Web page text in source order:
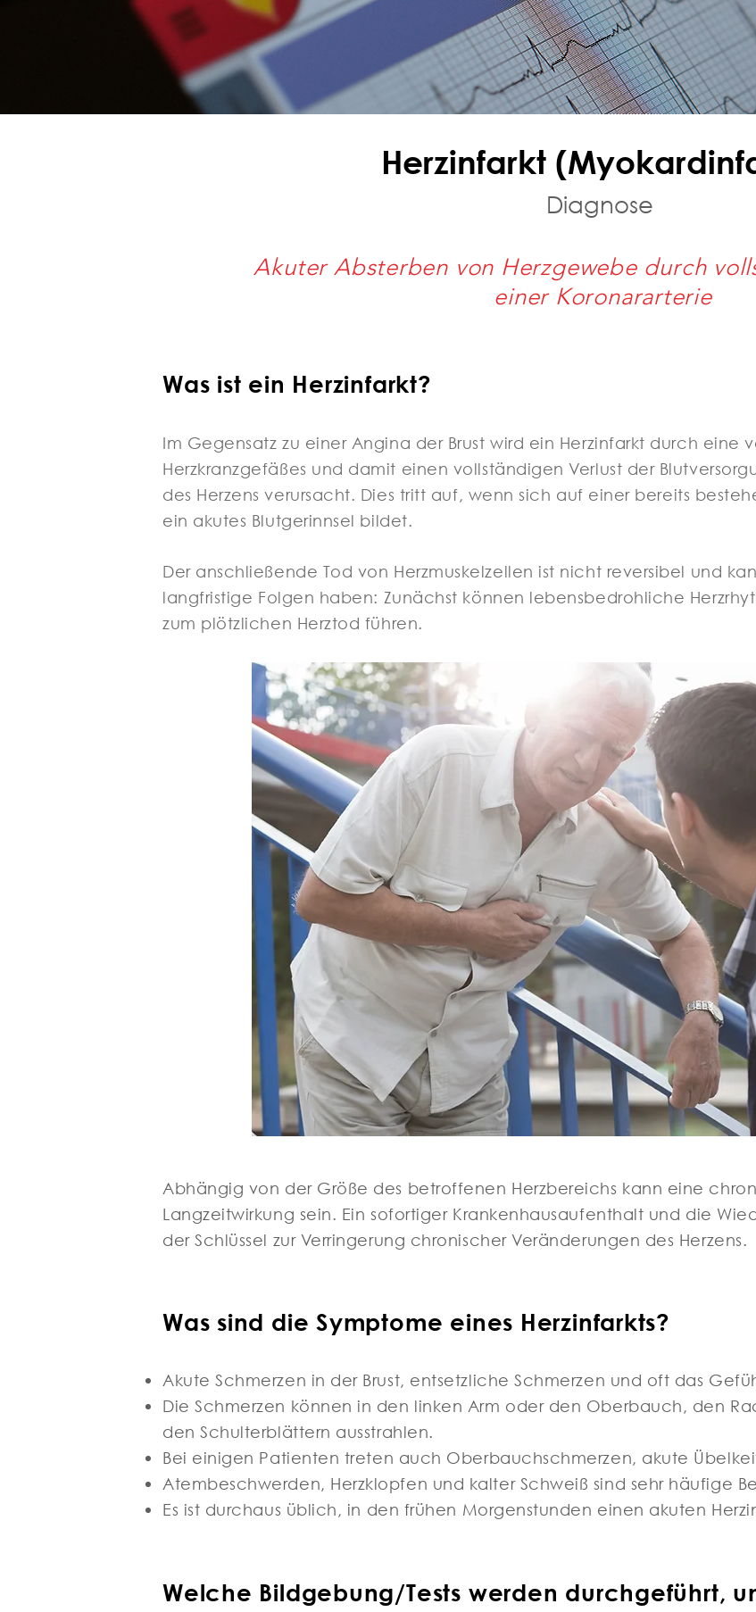
Herzinfarkt
Diagnose
Akuter Absterben von Herzgewebe durch
einer Koronararterie
Was ist ein Herzinfarkt?
Im Gegensatz zu einer Angina der Brust wird ein Herzinfarkt durch eine
Herzkranzgefäßes und damit einen vollständigen Verlust der
des Herzens verursacht. Dies tritt auf, wenn sich auf einer bereits
ein akutes Blutgerinnsel bildet.
Der anschließende Tod von Herzmuskelzellen ist nicht reversibel und
langfristige Folgen haben: Zunächst können lebensbedrohliche
zum plötzlichen Herztod führen.
Abhängig von der Größe des betroffenen Herzbereichs kann eine
Langzeitwirkung sein. Ein sofortiger Krankenhausaufenthalt und die
der Schlüssel zur Verringerung chronischer Veränderungen des Herzens.
Was sind die Symptome eines Herzinfarkts?
Akute Schmerzen in der Brust, entsetzliche Schmerzen und oft das
Die Schmerzen können in den linken Arm oder den Oberbauch, den
den Schulterblättern ausstrahlen.
Bei einigen Patienten treten auch Oberbauchschmerzen, akute
Atembeschwerden, Herzklopfen und kalter Schweiß sind sehr häufige
Es ist durchaus üblich, in den frühen Morgenstunden einen akuten
Welche Bildgebung/Tests werden durchgeführt,